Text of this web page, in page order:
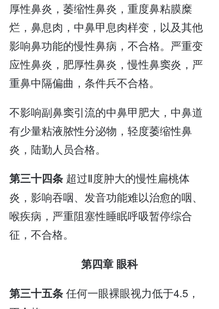
厚性鼻炎，萎缩性鼻炎，重度鼻粘膜糜
烂，鼻息肉，中鼻甲息肉样变，以及其他
影响鼻功能的慢性鼻病，不合格。严重变
应性鼻炎，肥厚性鼻炎，慢性鼻窦炎，严
重鼻中隔偏曲，条件兵不合格。
不影响副鼻窦引流的中鼻甲肥大，中鼻道
有少量粘液脓性分泌物，轻度萎缩性鼻
炎，陆勤人员合格。
第三十四条 超过Ⅱ度肿大的慢性扁桃体
炎，影响吞咽、发音功能难以治愈的咽、
喉疾病，严重阻塞性睡眠呼吸暂停综合
征，不合格。
第四章 眼科
第三十五条任何一眼裸眼视力低于4.5，